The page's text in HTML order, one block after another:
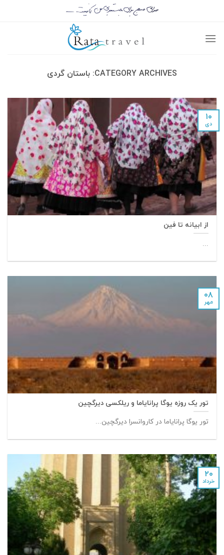
CATEGORY ARCHIVES: باستان گردی
از ابیانه تا فین
...
۱۰
دی
تور یک روزه یوگا پرانایاما و ریلکسی دیرگچین
تور یوگا پرانایاما در کاروانسرا دیرگچین...
۰۸
مهر
۲۰
خرداد